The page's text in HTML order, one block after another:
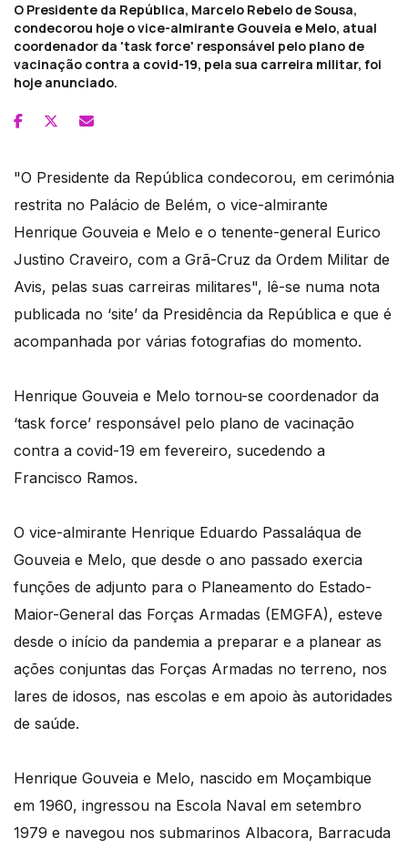
O Presidente da República, Marcelo Rebelo de Sousa,
condecorou hoje o vice-almirante Gouveia e Melo, atual
coordenador da 'task force' responsável pelo plano de
vacinação contra a covid-19, pela sua carreira militar, foi
hoje anunciado.
"O Presidente da República condecorou, em cerimónia
restrita no Palácio de Belém, o vice-almirante
Henrique Gouveia e Melo e o tenente-general Eurico
Justino Craveiro, com a Grã-Cruz da Ordem Militar de
Avis, pelas suas carreiras militares", lê-se numa nota
publicada no ‘site’ da Presidência da República e que é
acompanhada por várias fotografias do momento.
Henrique Gouveia e Melo tornou-se coordenador da
‘task force’ responsável pelo plano de vacinação
contra a covid-19 em fevereiro, sucedendo a
Francisco Ramos.
O vice-almirante Henrique Eduardo Passaláqua de
Gouveia e Melo, que desde o ano passado exercia
funções de adjunto para o Planeamento do Estado-
Maior-General das Forças Armadas (EMGFA), esteve
desde o início da pandemia a preparar e a planear as
ações conjuntas das Forças Armadas no terreno, nos
lares de idosos, nas escolas e em apoio às autoridades
de saúde.
Henrique Gouveia e Melo, nascido em Moçambique
em 1960, ingressou na Escola Naval em setembro
1979 e navegou nos submarinos Albacora, Barracuda